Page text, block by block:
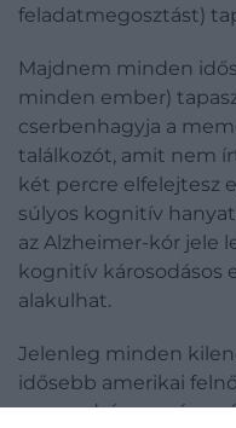
feladatmegosztást)
Majdnem minden
minden ember)
cserbenhagyja a
találkozót, amit nem
két percre elfelejtesz
súlyos kognitív
az Alzheimer-kór jele
kognitív károsodásos
alakulhat.
Jelenleg minden
idősebb amerikai
szenved, és az arány